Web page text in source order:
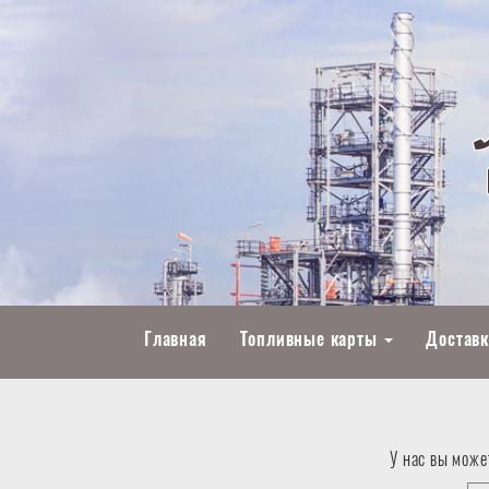
Главная Топливные карты
У нас вы